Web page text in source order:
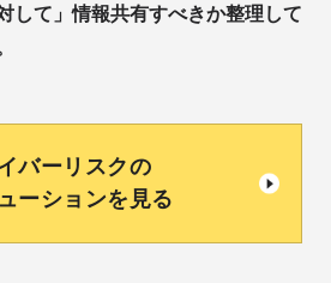
して」情報共有すべきか整理して
バーリスクの
ーションを見る